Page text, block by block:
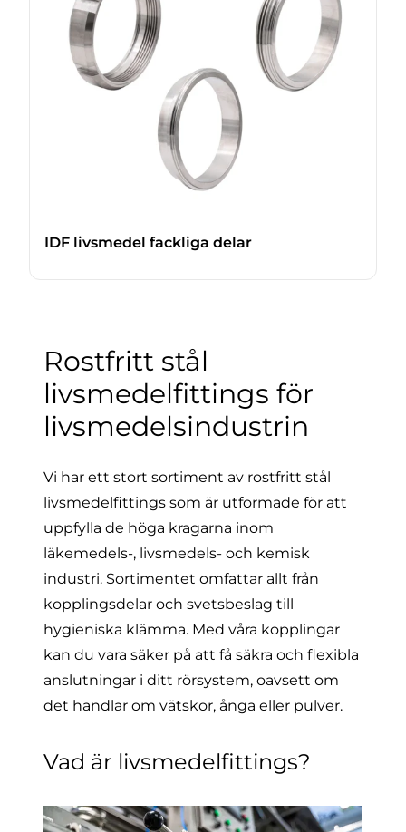
IDF livsmedel fackliga delar
Rostfritt stål
livsmedelfittings för
livsmedelsindustrin
Vi har ett stort sortiment av rostfritt stål
livsmedelfittings som är utformade för att
uppfylla de höga kragarna inom
läkemedels-, livsmedels- och kemisk
industri. Sortimentet omfattar allt från
kopplingsdelar och svetsbeslag till
hygieniska klämma. Med våra kopplingar
kan du vara säker på att få säkra och flexibla
anslutningar i ditt rörsystem, oavsett om
det handlar om vätskor, ånga eller pulver.
Vad är livsmedelfittings?